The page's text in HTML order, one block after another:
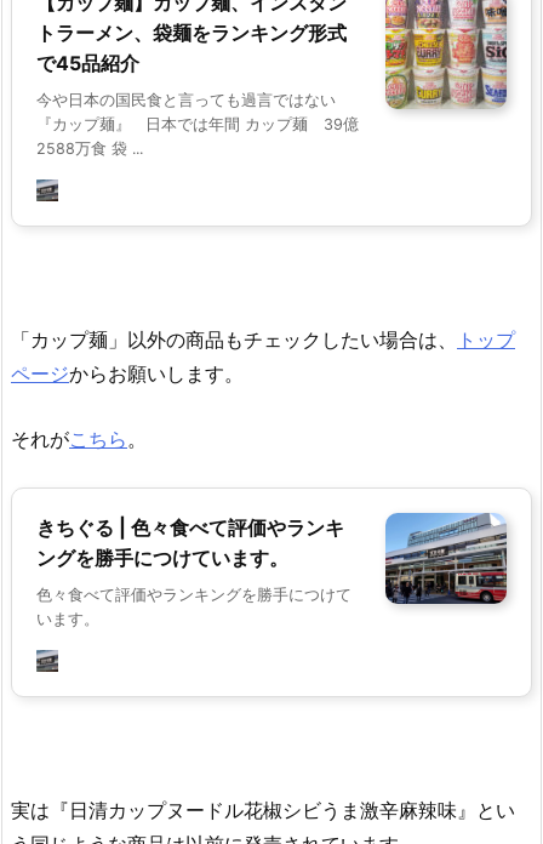
トラーメン、袋麺をランキング形式
で45品紹介
今や日本の国民食と言っても過言ではない
『カップ麺』 日本では年間 カップ麺 39億
2588万食 袋 ...
「カップ麺」以外の商品もチェックしたい場合は、
トップ
ページからお願いします。
それがこちら 。
きちぐる | 色々食べて評価やランキ
ングを勝手につけています。
色々食べて評価やランキングを勝手につけて
います。
実は『日清カップヌードル花椒シビうま激辛麻辣味』とい